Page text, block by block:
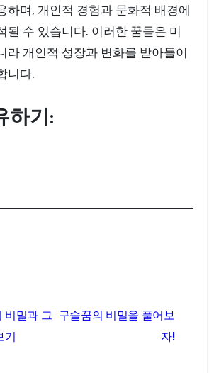
하며, 개인적 경험과 문화적 배경에
될 수 있습니다. 이러한 꿈들은 미
라 개인적 성장과 변화를 받아들이
니다.
하기:
비밀과 그 구슬꿈의 비밀을 풀어보
자!